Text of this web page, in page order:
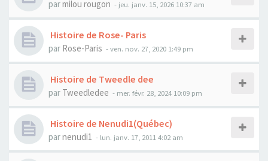
parmilou rougon - jeu. janv. 15, 2026 10:37 am
Histoire de Rose- Paris
par Rose-Paris - ven. nov. 27, 2020 1:49 pm
Histoire de Tweedle dee
par Tweedledee - mer. févr. 28, 2024 10:09 pm
Histoire de Nenudi1(Québec)
parnenudi1 - lun. janv. 17, 2011 4:02 am